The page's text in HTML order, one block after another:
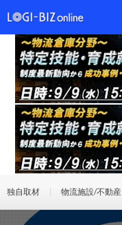
独自取材 物流施設/不動産